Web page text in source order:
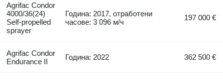
Agrifac Condor
4000/36(24)
Self-propelled
sprayer
Година: 2017, отработени
часове: 3 096 м/ч
197 000 €
Agrifac Condor
Endurance II
Година: 2022 362 500 €